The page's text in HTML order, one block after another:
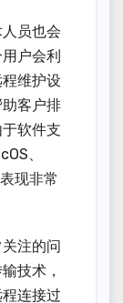
员也会
户会利
维护设
客户排
软件支
、
现非常
注的问
技术，
连接过